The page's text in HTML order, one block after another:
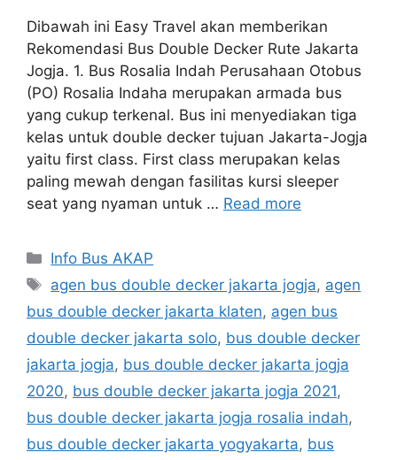
Dibawah ini Easy Travel akan memberikan
Rekomendasi Bus Double Decker Rute Jakarta
Jogja. 1. Bus Rosalia Indah Perusahaan Otobus
(PO) Rosalia Indaha merupakan armada bus
yang cukup terkenal. Bus ini menyediakan tiga
kelas untuk double decker tujuan Jakarta-Jogja
yaitu first class. First class merupakan kelas
paling mewah dengan fasilitas kursi sleeper
seat yang nyaman untuk … Read more
Categories
Info Bus AKAP
Tags
agen bus double decker jakarta jogja, agen
bus double decker jakarta klaten, agen bus
double decker jakarta solo, bus double decker
jakarta jogja, bus double decker jakarta jogja
2020, bus double decker jakarta jogja 2021,
bus double decker jakarta jogja rosalia indah,
bus double decker jakarta yogyakarta, bus